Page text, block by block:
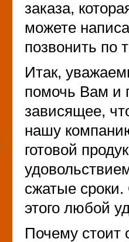
заказа,
можете
позвонить по
Итак,
помочь Вам и
зависящее,
нашу
готовой
сжатые
этого любой
Почему стоит